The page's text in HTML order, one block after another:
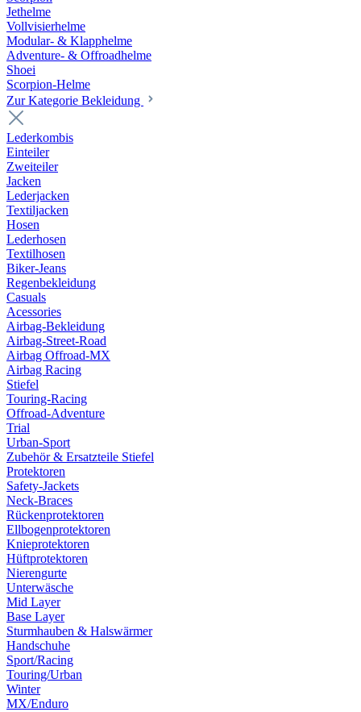
Jethelme
Vollvisierhelme
Modular- & Klapphelme
Adventure- & Offroadhelme
Shoei
Scorpion-Helme
Zur Kategorie Bekleidung
Lederkombis
Einteiler
Zweiteiler
Jacken
Lederjacken
Textiljacken
Hosen
Lederhosen
Textilhosen
Biker-Jeans
Regenbekleidung
Casuals
Acessories
Airbag-Bekleidung
Airbag-Street-Road
Airbag Offroad-MX
Airbag Racing
Stiefel
Touring-Racing
Offroad-Adventure
Trial
Urban-Sport
Zubehör & Ersatzteile Stiefel
Protektoren
Safety-Jackets
Neck-Braces
Rückenprotektoren
Ellbogenprotektoren
Knieprotektoren
Hüftprotektoren
Nierengurte
Unterwäsche
Mid Layer
Base Layer
Sturmhauben & Halswärmer
Handschuhe
Sport/Racing
Touring/Urban
Winter
MX/Enduro